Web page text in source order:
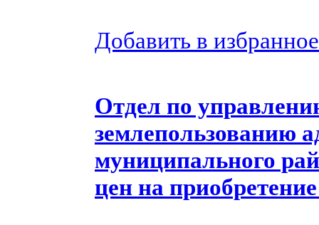
Добавить в избранное
Отдел по
землепользованию
муниципального
цен на